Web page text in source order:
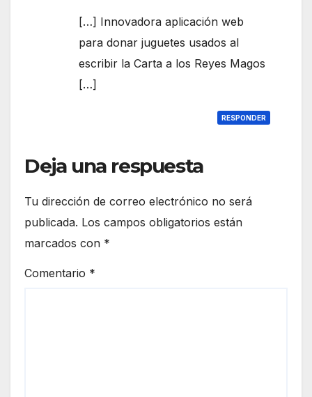
[…] Innovadora aplicación web
para donar juguetes usados al
escribir la Carta a los Reyes Magos
[…]
RESPONDER
Deja una respuesta
Tu dirección de correo electrónico no será
publicada. Los campos obligatorios están
marcados con *
Comentario *